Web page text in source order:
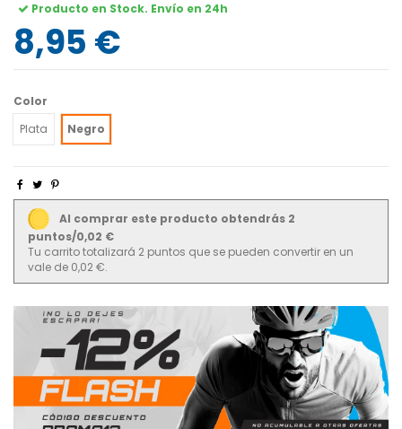
Producto en Stock. Envío en 24h
8,95 €
Color
Plata
Negro
Al comprar este producto obtendrás 2
puntos/0,02 €
Tu carrito totalizará 2 puntos que se pueden convertir en un
vale de 0,02 €.